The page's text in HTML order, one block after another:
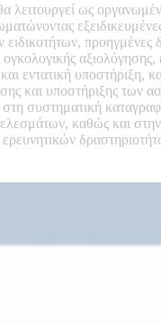
λειτουργεί ως
προηγμένες
ογκολογικής αξιολόγησης,
εντατική υποστήριξη,
και υποστήριξης των
συστηματική
καθώς και
ερευνητικών